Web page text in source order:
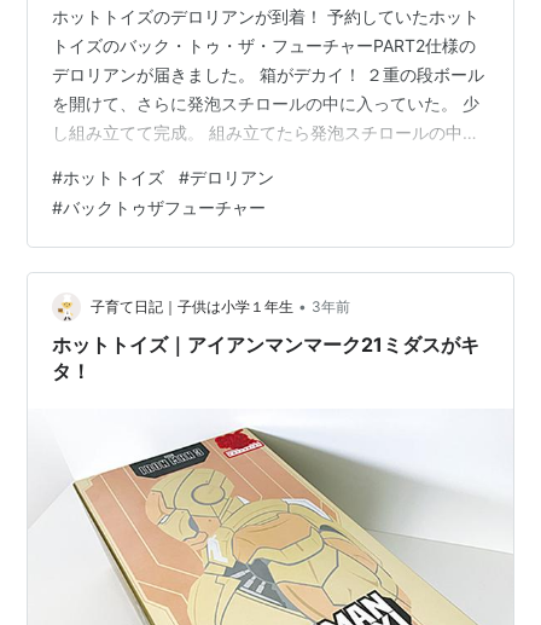
ホットトイズのデロリアンが到着！ 予約していたホット
トイズのバック・トゥ・ザ・フューチャーPART2仕様の
デロリアンが届きました。 箱がデカイ！ ２重の段ボール
を開けて、さらに発泡スチロールの中に入っていた。 少
し組み立てて完成。 組み立てたら発泡スチロールの中に
取り外す際、パキッと壊れる可能性もあるから、発泡ス
チロールは処分することにした。 転売は絶対しないから
ね。 １／６サイズなので、デカ過ぎ！！ 撮影するのにも
一苦労。 何か比較するものを置くべきだった。大きさが
伝わりにくい。 展示スペースを作らないと飾れない。 部
屋を片付けて、展示スペー…
#ホットトイズ #デロリアン
#バックトゥザフューチャー
子育て日記｜子供は小学１年生 • 3年前
ホットトイズ｜アイアンマンマーク21ミダスがキ
タ！